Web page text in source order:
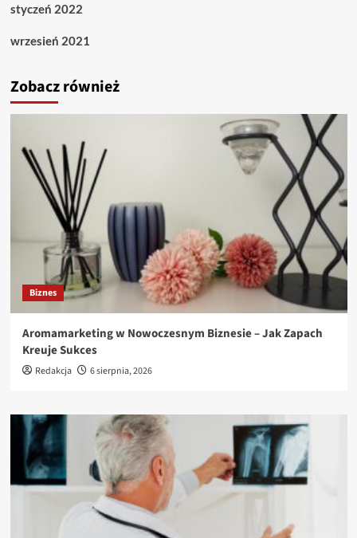
styczeń 2022
wrzesień 2021
Zobacz również
Biznes
Aromamarketing w Nowoczesnym Biznesie – Jak Zapach
Kreuje Sukces
Redakcja 6 sierpnia, 2026